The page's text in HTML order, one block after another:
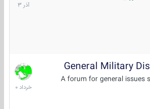
1403
General Military
A forum for general
10
خرداد
1400